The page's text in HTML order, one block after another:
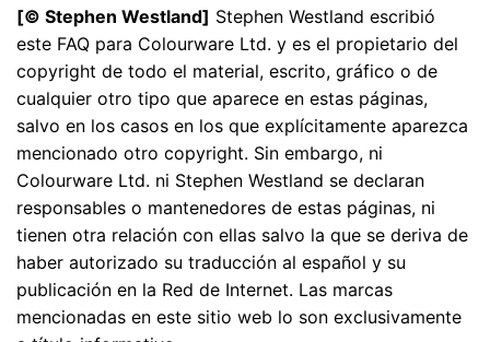
[© Stephen Westland] Stephen Westland escribió
este FAQ para Colourware Ltd. y es el propietario del
copyright de todo el material, escrito, gráfico o de
cualquier otro tipo que aparece en estas páginas,
salvo en los casos en los que explícitamente aparezca
mencionado otro copyright. Sin embargo, ni
Colourware Ltd. ni Stephen Westland se declaran
responsables o mantenedores de estas páginas, ni
tienen otra relación con ellas salvo la que se deriva de
haber autorizado su traducción al español y su
publicación en la Red de Internet. Las marcas
mencionadas en este sitio web lo son exclusivamente